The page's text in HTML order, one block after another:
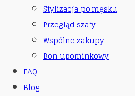
Stylizacja po męsku
Przegląd szafy
Wspólne zakupy
Bon upominkowy
FAQ
Blog